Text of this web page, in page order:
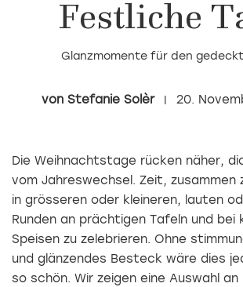
Festliche
Glanzmomente für den
Stefanie Solèr 20.
Die Weihnachtstage rücken näher,
vom Jahreswechsel. Zeit, zusammen
in grösseren oder kleineren, lauten
Runden an prächtigen Tafeln und bei
Speisen zu zelebrieren. Ohne
und glänzendes Besteck wäre dies
so schön. Wir zeigen eine Auswahl an